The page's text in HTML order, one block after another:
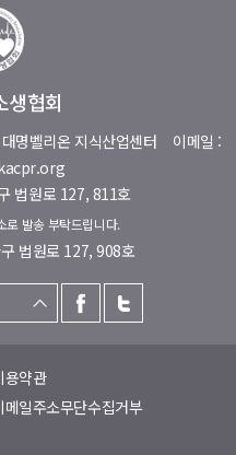
생협회
명벨리온 지식산업센터 이메일 :
법원로 127, 811호
로 발송 부탁드립니다.
법원로 127, 908호
용약관
메일주소무단수집거부